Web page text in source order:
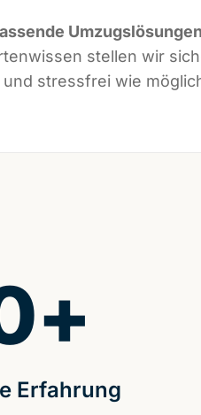
Umzugslösungen
stellen wir
stressfrei wie
Erfahrung
+